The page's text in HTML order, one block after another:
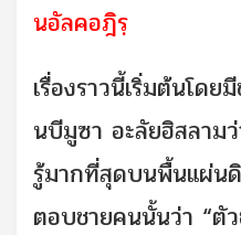
นอัลคอฎิรฺ
เรื่องราวนี้เริ่มต้นโด
นบีมูซา อะลัยฮิสลาม
รู้มากที่สุดบนพื้นแผ่น
ตอบชายคนนั้นว่า “ตั